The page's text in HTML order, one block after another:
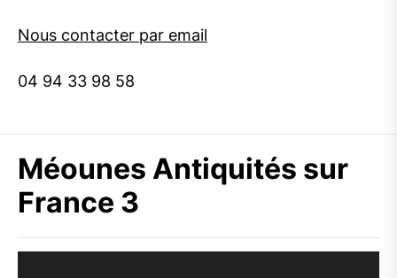
Nous contacter par email
04 94 33 98 58
Méounes Antiquités sur
France 3